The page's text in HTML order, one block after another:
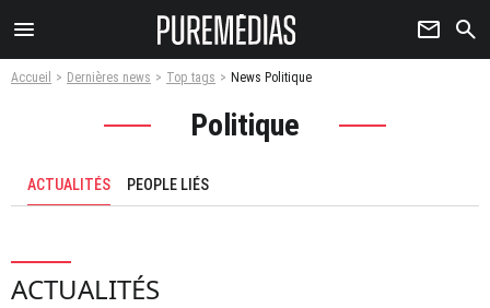
menu newsletter search
Accueil Dernières news Top tags News Politique
Politique
ACTUALITÉS PEOPLE LIÉS
ACTUALITÉS